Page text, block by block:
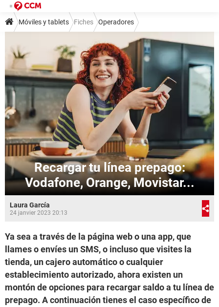
Móviles y tablets Fiches Operadores
Recargar tu línea prepago:
Vodafone, Orange, Movistar...
Laura García
24 janvier 2023 20:13
Ya sea a través de la página web o una app, que
llames o envíes un SMS, o incluso que visites la
tienda, un cajero automático o cualquier
establecimiento autorizado, ahora existen un
montón de opciones para recargar saldo a tu línea de
prepago. A continuación tienes el caso específico de